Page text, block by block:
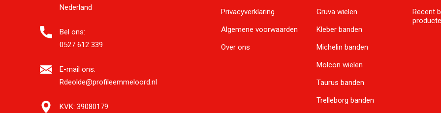
Nederland
Bel ons:
0527 612 339
E-mail ons:
Rdeolde@profileemmeloord.nl
KVK: 39080179
Privacyverklaring
Algemene voorwaarden
Over ons
Gruva wielen
Kleber banden
Michelin banden
Molcon wielen
Taurus banden
Trelleborg banden
Recent